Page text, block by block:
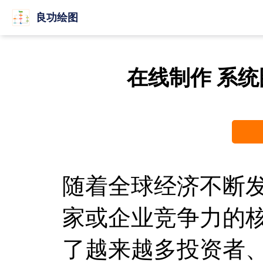
良功绘图
在线制作 系
随着全球经济不断
家或企业竞争力的
了越来越多投资者